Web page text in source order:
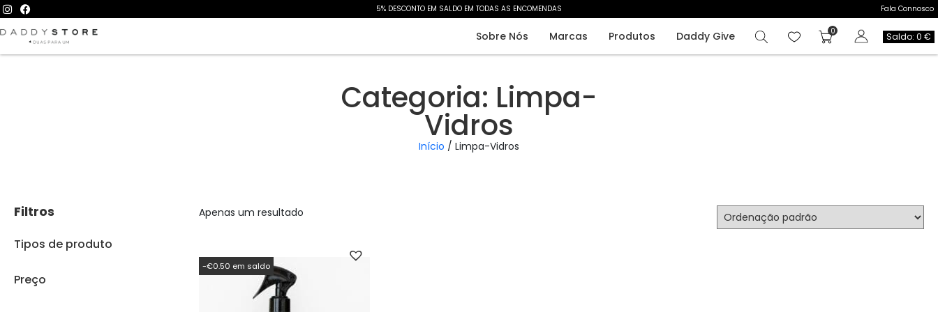
5% DESCONTO EM SALDO EM TODAS AS ENCOMENDAS​ Fala Connosco
Sobre Nós Marcas Produtos Daddy Give Saldo: 0 €
Categoria: Limpa-
Vidros
Início / Limpa-Vidros
Filtros
Tipos de produto
Preço
Apenas um resultado
-€0.50 em saldo